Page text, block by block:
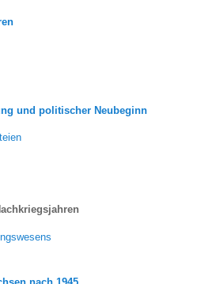
und politischer Neubeginn